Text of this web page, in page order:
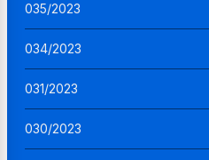
035/2023
034/2023
031/2023
030/2023